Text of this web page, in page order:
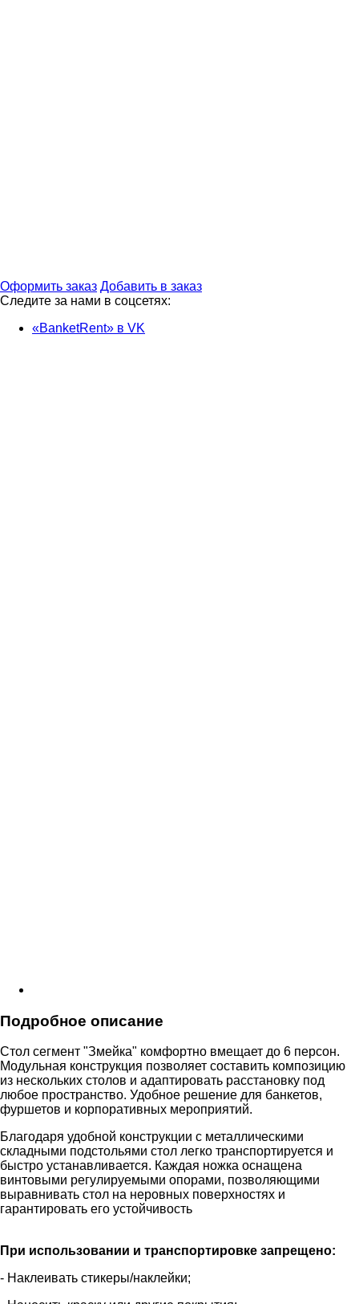
Оформить заказ Добавить в заказ
Следите за нами в соцсетях:
«BanketRent» в VK
Подробное описание
Стол сегмент "Змейка" комфортно вмещает до 6 персон.
Модульная конструкция позволяет составить композицию
из нескольких столов и адаптировать расстановку под
любое пространство. Удобное решение для банкетов,
фуршетов и корпоративных мероприятий.
Благодаря удобной конструкции с металлическими
складными подстольями стол легко транспортируется и
быстро устанавливается. Каждая ножка оснащена
винтовыми регулируемыми опорами, позволяющими
выравнивать стол на неровных поверхностях и
гарантировать его устойчивость
При использовании и транспортировке запрещено:
- Наклеивать стикеры/наклейки;